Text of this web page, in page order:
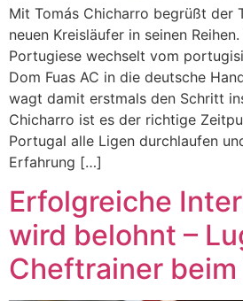
Mit Tomás Chicharro begrüßt der
neuen Kreisläufer in seinen
Portugiese wechselt vom
Dom Fuas AC in die deutsche
wagt damit erstmals den Schritt
Chicharro ist es der richtige
Portugal alle Ligen durchlaufen
Erfahrung […]
Erfolgreiche
wird belohnt –
Cheftrainer beim